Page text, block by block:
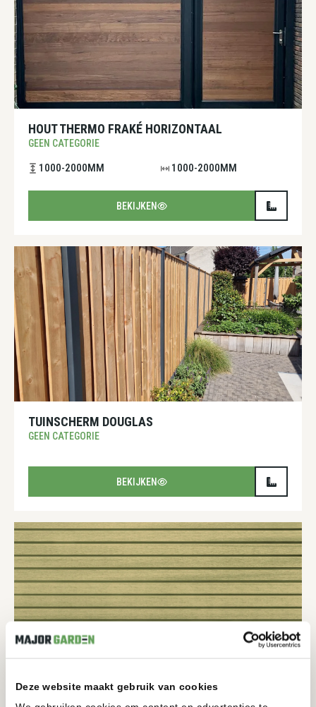
Deze website maakt gebruik van cookies
HOUT THERMO FRAKÉ HORIZONTAAL
GEEN CATEGORIE
1000-2000MM 1000-2000MM
BEKIJKEN
TUINSCHERM DOUGLAS
GEEN CATEGORIE
BEKIJKEN